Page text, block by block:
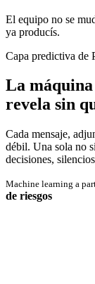
El equipo no se
ya producís.
Capa predictiva de
La
revela sin
Cada mensaje,
débil. Una sola no
decisiones,
Machine learning a
de riesgos